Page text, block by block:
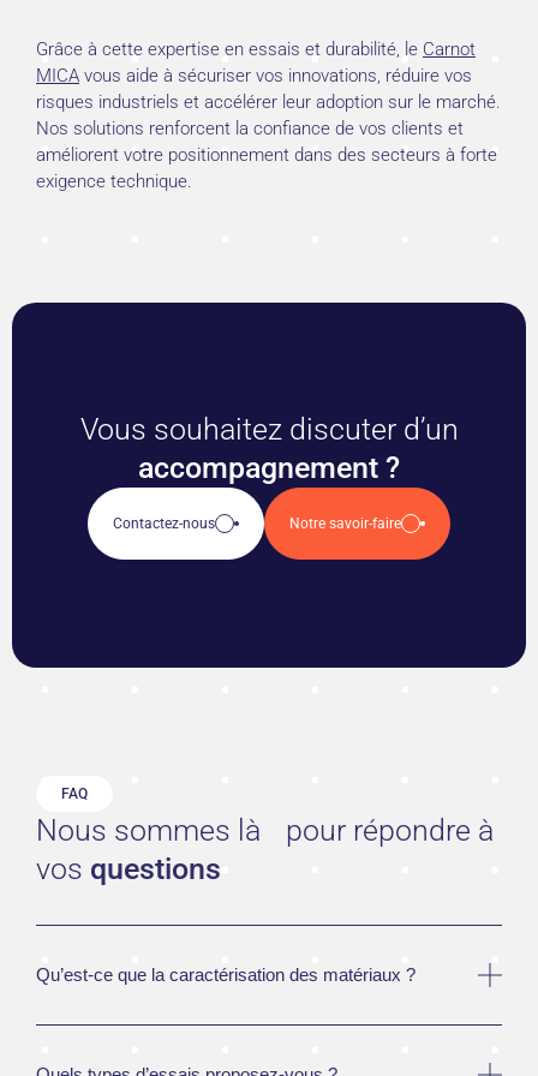
Grâce à cette expertise en essais et durabilité, le Carnot
MICA vous aide à sécuriser vos innovations, réduire vos
risques industriels et accélérer leur adoption sur le marché.
Nos solutions renforcent la confiance de vos clients et
améliorent votre positionnement dans des secteurs à forte
exigence technique.
Vous souhaitez discuter d’un
accompagnement ?
Contactez-nous Notre savoir-faire
FAQ
Nous sommes là pour répondre à
vos questions
Qu’est-ce que la caractérisation des matériaux ?
microstructure pour comprendre et améliorer leurs